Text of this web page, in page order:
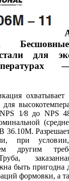
стали для
для
1⁄8 до NPS
36.10M.
при
другим
быть пригодна
формовки, а